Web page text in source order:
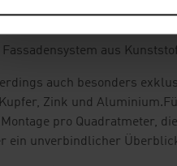
Fassadensystem aus
auch besonders
Zink und Aluminium.
pro Quadratmeter,
ein unverbindlicher